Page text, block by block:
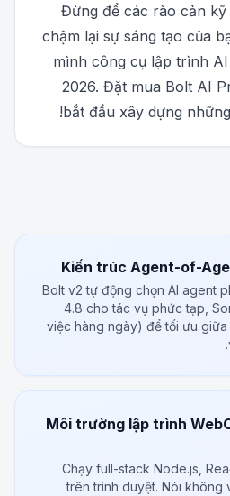
Đừng để các rào cản
chậm lại sự sáng tạo của
mình công cụ lập trình
2026. Đặt mua Bolt AI
bắt đầu xây dựng
Kiến trúc Agent-of-
Bolt v2 tự động chọn AI agent
4.8 cho tác vụ phức tạp,
việc hàng ngày) để tối ưu
Môi trường lập trình
Chạy full-stack Node.js,
trên trình duyệt. Nói không